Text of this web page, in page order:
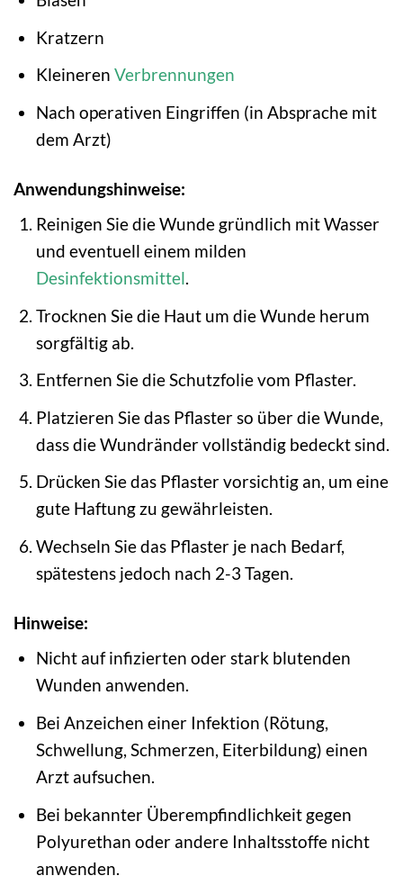
Kratzern
Kleineren Verbrennungen
Nach operativen Eingriffen (in Absprache mit
dem Arzt)
Anwendungshinweise:
Reinigen Sie die Wunde gründlich mit Wasser
und eventuell einem milden
Desinfektionsmittel.
Trocknen Sie die Haut um die Wunde herum
sorgfältig ab.
Entfernen Sie die Schutzfolie vom Pflaster.
Platzieren Sie das Pflaster so über die Wunde,
dass die Wundränder vollständig bedeckt sind.
Drücken Sie das Pflaster vorsichtig an, um eine
gute Haftung zu gewährleisten.
Wechseln Sie das Pflaster je nach Bedarf,
spätestens jedoch nach 2-3 Tagen.
Hinweise:
Nicht auf infizierten oder stark blutenden
Wunden anwenden.
Bei Anzeichen einer Infektion (Rötung,
Schwellung, Schmerzen, Eiterbildung) einen
Arzt aufsuchen.
Bei bekannter Überempfindlichkeit gegen
Polyurethan oder andere Inhaltsstoffe nicht
anwenden.